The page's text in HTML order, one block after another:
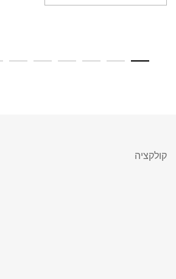
קולקציה